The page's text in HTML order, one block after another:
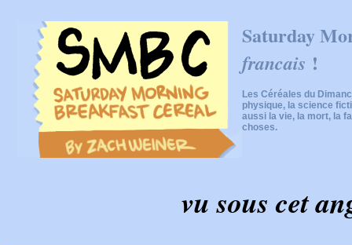
Saturday
francais !
Les Céréales du
physique, la science
aussi la vie, la mort, la
choses.
vu sous cet